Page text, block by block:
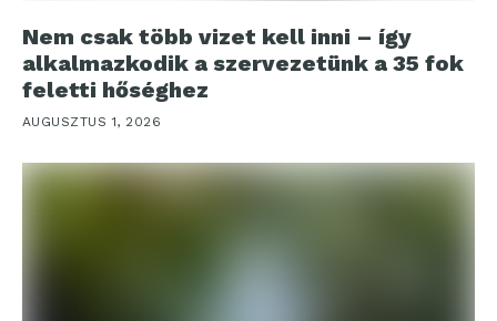
Nem csak több vizet kell inni – így
alkalmazkodik a szervezetünk a 35 fok
feletti hőséghez
AUGUSZTUS 1, 2026